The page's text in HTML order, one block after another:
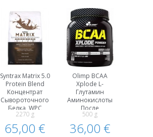
Syntrax Matrix 5.0
Protein Blend
Концентрат
Сывороточного
Белка, WPC
Казеин
Протеиновый
Kомплекс
2270 g
65,00 €
Olimp BCAA
Xplode L-
Глутамин
Аминокислоты
После
Тренировки И
Восстановление
500 g
36,00 €